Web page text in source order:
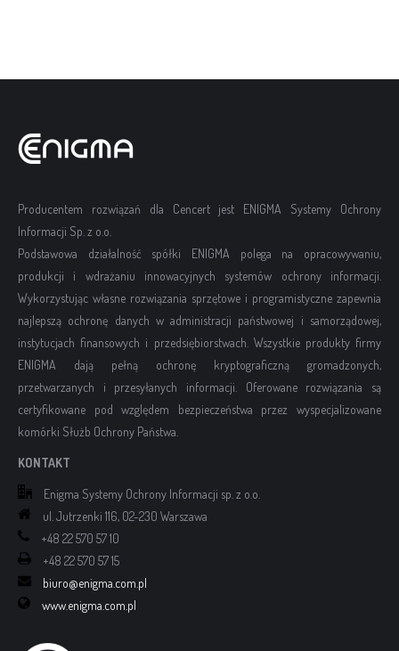
Producentem rozwiązań dla Cencert jest ENIGMA Systemy Ochrony
Informacji Sp. z o.o.
Podstawowa działalność spółki ENIGMA polega na opracowywaniu,
produkcji i wdrażaniu innowacyjnych systemów ochrony informacji.
Wykorzystując własne rozwiązania sprzętowe i programistyczne zapewnia
najlepszą ochronę danych w administracji państwowej i samorządowej,
instytucjach finansowych i przedsiębiorstwach. Wszystkie produkty firmy
ENIGMA dają pełną ochronę kryptograficzną gromadzonych,
przetwarzanych i przesyłanych informacji. Oferowane rozwiązania są
certyfikowane pod względem bezpieczeństwa przez wyspecjalizowane
komórki Służb Ochrony Państwa.
KONTAKT
Enigma Systemy Ochrony Informacji sp. z o.o.
ul. Jutrzenki 116, 02-230 Warszawa
+48 22 570 57 10
+48 22 570 57 15
biuro@enigma.com.pl
www.enigma.com.pl